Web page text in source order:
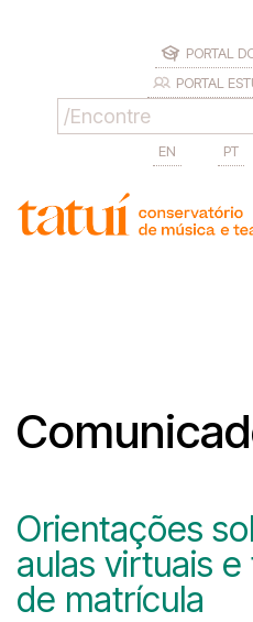
PORTAL
PORTAL
EN PT
Orientações
aulas virtuais
de matrícula